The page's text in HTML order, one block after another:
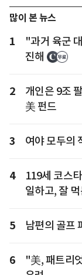
많이 본 뉴스
1
"과거 육군
진해
2
개인은 9조
美 펀드
3 여야 모두의
4
119세 코스
일하고, 잘
5 남편의 골프
6
"美, 패트리